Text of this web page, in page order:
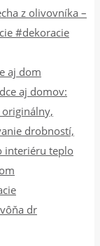
aj dom
dr